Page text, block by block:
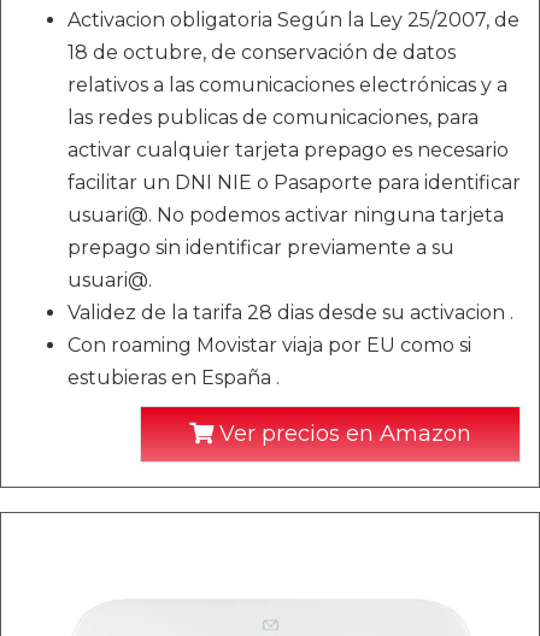
Activacion obligatoria Según la Ley 25/2007, de
18 de octubre, de conservación de datos
relativos a las comunicaciones electrónicas y a
las redes publicas de comunicaciones, para
activar cualquier tarjeta prepago es necesario
facilitar un DNI NIE o Pasaporte para identificar
usuari@. No podemos activar ninguna tarjeta
prepago sin identificar previamente a su
usuari@.
Validez de la tarifa 28 dias desde su activacion .
Con roaming Movistar viaja por EU como si
estubieras en España .
Ver precios en Amazon